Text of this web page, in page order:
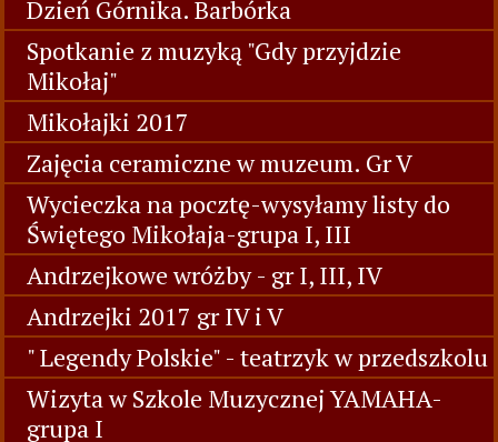
Dzień Górnika. Barbórka
Spotkanie z muzyką "Gdy przyjdzie
Mikołaj"
Mikołajki 2017
Zajęcia ceramiczne w muzeum. Gr V
Wycieczka na pocztę-wysyłamy listy do
Świętego Mikołaja-grupa I, III
Andrzejkowe wróżby - gr I, III, IV
Andrzejki 2017 gr IV i V
" Legendy Polskie" - teatrzyk w przedszkolu
Wizyta w Szkole Muzycznej YAMAHA-
grupa I